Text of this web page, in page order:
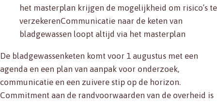
het masterplan krijgen de mogelijkheid om risico’s te
verzekerenCommunicatie naar de keten van
bladgewassen loopt altijd via het masterplan
De bladgewassenketen komt voor 1 augustus met een
agenda en een plan van aanpak voor onderzoek,
communicatie en een zuivere stip op de horizon.
Commitment aan de randvoorwaarden van de overheid is